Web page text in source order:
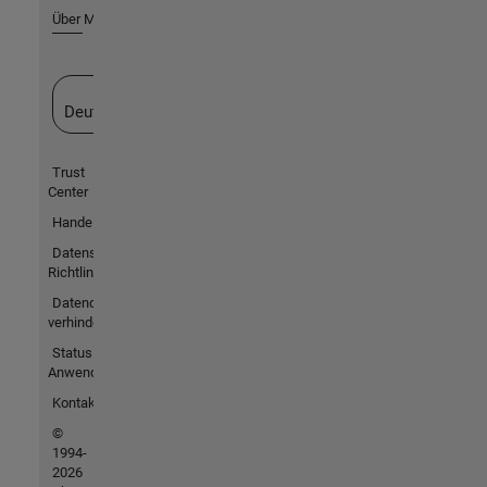
Über MathWorks
Deutschland
Trust
Center
Handelsmarken
Datenschutz-
Richtlinien
Datendiebstahl
verhindern
Status von
Anwendungen
Kontakt
©
1994-
2026